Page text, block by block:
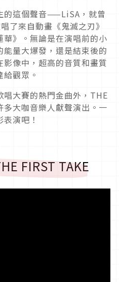
的這個聲音——LiSA，就曾
了來自動畫《鬼滅之刃》
》。無論是在演唱前的小
量大爆發，還是結束後的
像中，超高的音質和畫質
觀眾。
大賽的熱門金曲外，THE
大咖音樂人獻聲演出。一
演吧！
FIRST TAKE